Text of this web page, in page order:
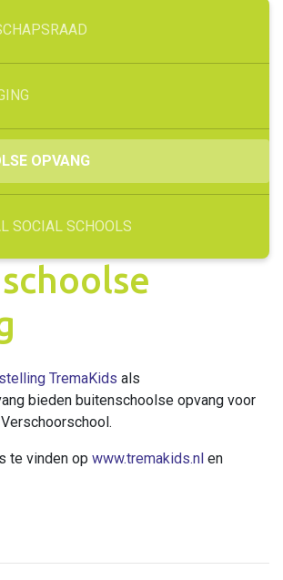
OPVANG
SOCIAL SCHOOLS
TremaKids als
bieden buitenschoolse opvang voor
te vinden op www.tremakids.nl en